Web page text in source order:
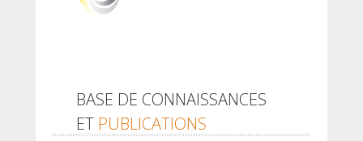
BASE DE CONNAISSANCES
ET PUBLICATIONS